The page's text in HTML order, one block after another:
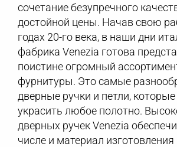
сочетание безупречного
достойной цены. Начав свою
годах 20-го века, в наши дни
фабрика Venezia готова
поистине огромный
фурнитуры. Это самые
дверные ручки и петли,
украсить любое полотно.
дверных ручек Venezia
числе и материал